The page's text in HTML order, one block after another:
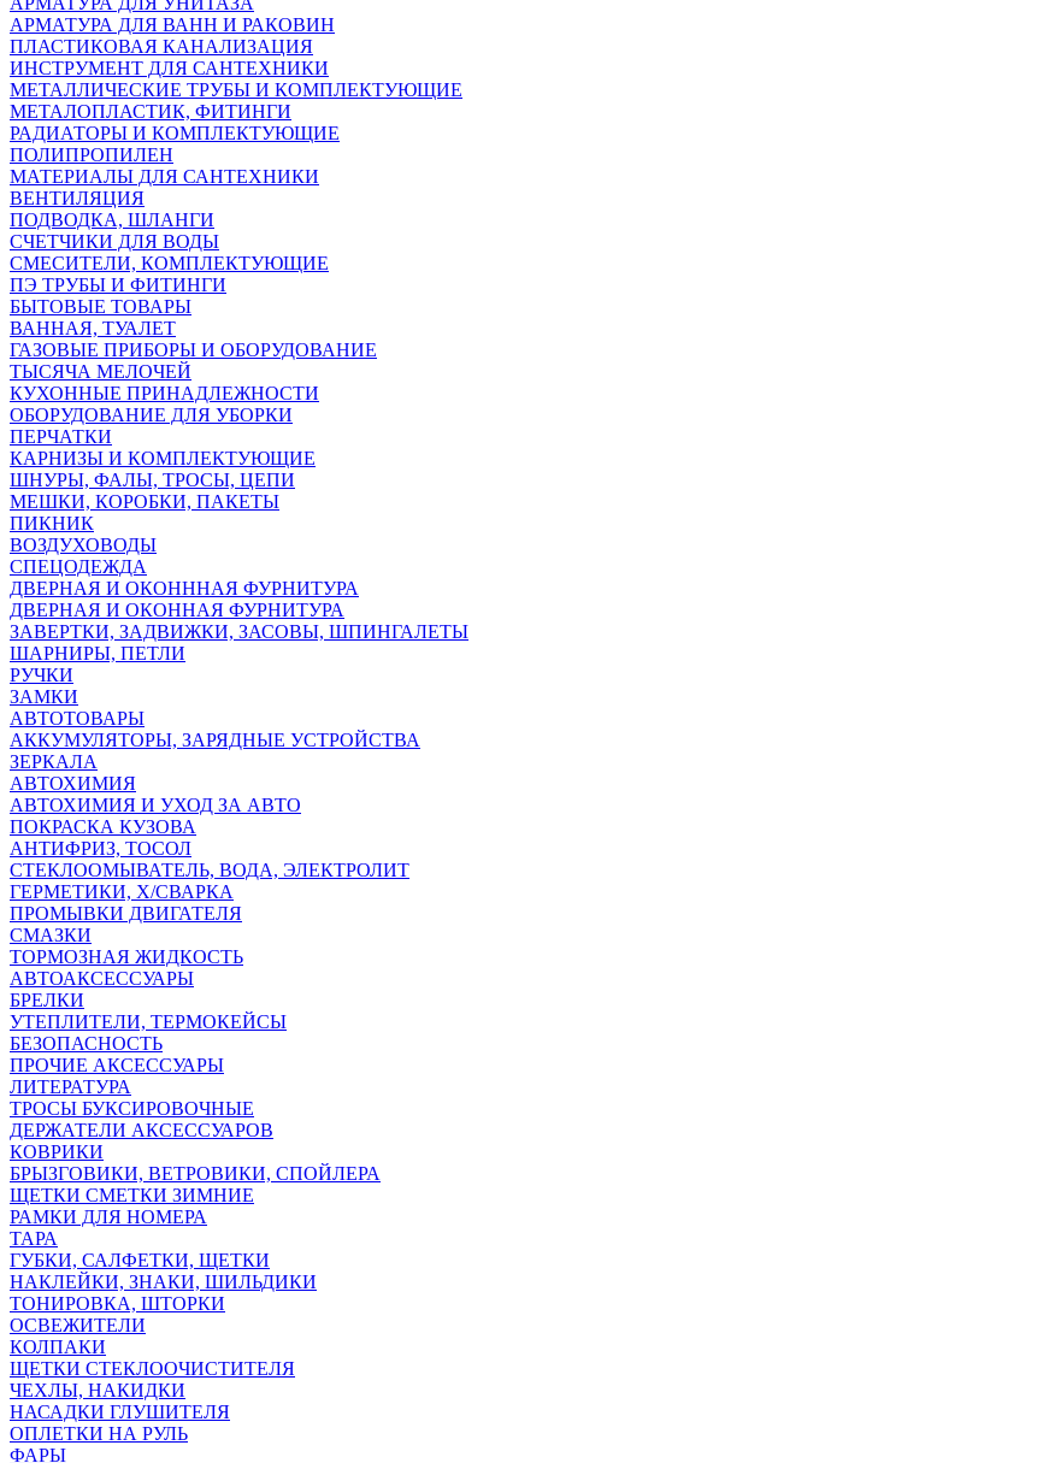
АРМАТУРА ДЛЯ ВАНН И РАКОВИН
ПЛАСТИКОВАЯ КАНАЛИЗАЦИЯ
ИНСТРУМЕНТ ДЛЯ САНТЕХНИКИ
МЕТАЛЛИЧЕСКИЕ ТРУБЫ И КОМПЛЕКТУЮЩИЕ
МЕТАЛОПЛАСТИК, ФИТИНГИ
РАДИАТОРЫ И КОМПЛЕКТУЮЩИЕ
ПОЛИПРОПИЛЕН
МАТЕРИАЛЫ ДЛЯ САНТЕХНИКИ
ВЕНТИЛЯЦИЯ
ПОДВОДКА, ШЛАНГИ
СЧЕТЧИКИ ДЛЯ ВОДЫ
СМЕСИТЕЛИ, КОМПЛЕКТУЮЩИЕ
ПЭ ТРУБЫ И ФИТИНГИ
БЫТОВЫЕ ТОВАРЫ
ВАННАЯ, ТУАЛЕТ
ГАЗОВЫЕ ПРИБОРЫ И ОБОРУДОВАНИЕ
ТЫСЯЧА МЕЛОЧЕЙ
КУХОННЫЕ ПРИНАДЛЕЖНОСТИ
ОБОРУДОВАНИЕ ДЛЯ УБОРКИ
ПЕРЧАТКИ
КАРНИЗЫ И КОМПЛЕКТУЮЩИЕ
ШНУРЫ, ФАЛЫ, ТРОСЫ, ЦЕПИ
МЕШКИ, КОРОБКИ, ПАКЕТЫ
ПИКНИК
ВОЗДУХОВОДЫ
СПЕЦОДЕЖДА
ДВЕРНАЯ И ОКОНННАЯ ФУРНИТУРА
ДВЕРНАЯ И ОКОННАЯ ФУРНИТУРА
ЗАВЕРТКИ, ЗАДВИЖКИ, ЗАСОВЫ, ШПИНГАЛЕТЫ
ШАРНИРЫ, ПЕТЛИ
РУЧКИ
ЗАМКИ
АВТОТОВАРЫ
АККУМУЛЯТОРЫ, ЗАРЯДНЫЕ УСТРОЙСТВА
ЗЕРКАЛА
АВТОХИМИЯ
АВТОХИМИЯ И УХОД ЗА АВТО
ПОКРАСКА КУЗОВА
АНТИФРИЗ, ТОСОЛ
СТЕКЛООМЫВАТЕЛЬ, ВОДА, ЭЛЕКТРОЛИТ
ГЕРМЕТИКИ, Х/СВАРКА
ПРОМЫВКИ ДВИГАТЕЛЯ
СМАЗКИ
ТОРМОЗНАЯ ЖИДКОСТЬ
АВТОАКСЕССУАРЫ
БРЕЛКИ
УТЕПЛИТЕЛИ, ТЕРМОКЕЙСЫ
БЕЗОПАСНОСТЬ
ПРОЧИЕ АКСЕССУАРЫ
ЛИТЕРАТУРА
ТРОСЫ БУКСИРОВОЧНЫЕ
ДЕРЖАТЕЛИ АКСЕССУАРОВ
КОВРИКИ
БРЫЗГОВИКИ, ВЕТРОВИКИ, СПОЙЛЕРА
ЩЕТКИ СМЕТКИ ЗИМНИЕ
РАМКИ ДЛЯ НОМЕРА
ТАРА
ГУБКИ, САЛФЕТКИ, ЩЕТКИ
НАКЛЕЙКИ, ЗНАКИ, ШИЛЬДИКИ
ТОНИРОВКА, ШТОРКИ
ОСВЕЖИТЕЛИ
КОЛПАКИ
ЩЕТКИ СТЕКЛООЧИСТИТЕЛЯ
ЧЕХЛЫ, НАКИДКИ
НАСАДКИ ГЛУШИТЕЛЯ
ОПЛЕТКИ НА РУЛЬ
ФАРЫ